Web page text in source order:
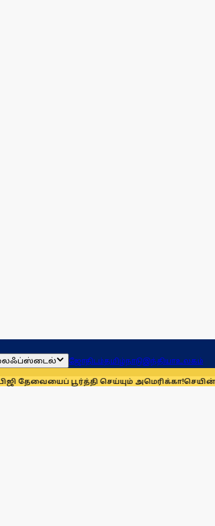
ஜோதிடம்தமிழ்நாடுஇந்தியாஉலகம்
பூர்த்தி செய்யும் அமெரிக்கா!செயின்ட் லூயிஸ்